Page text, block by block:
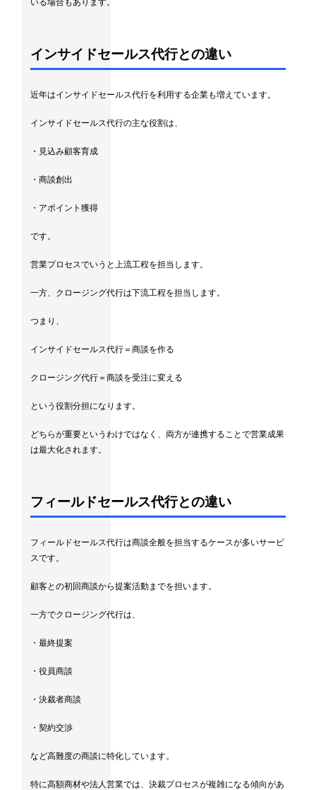
いる場合もあります。
インサイドセールス代行との違い
近年はインサイドセールス代行を利用する企業も増えています。
インサイドセールス代行の主な役割は、
・見込み顧客育成
・商談創出
・アポイント獲得
です。
営業プロセスでいうと上流工程を担当します。
一方、クロージング代行は下流工程を担当します。
つまり、
インサイドセールス代行＝商談を作る
クロージング代行＝商談を受注に変える
という役割分担になります。
どちらが重要というわけではなく、両方が連携することで営業成果
は最大化されます。
フィールドセールス代行との違い
フィールドセールス代行は商談全般を担当するケースが多いサービ
スです。
顧客との初回商談から提案活動までを担います。
一方でクロージング代行は、
・最終提案
・役員商談
・決裁者商談
・契約交渉
など高難度の商談に特化しています。
特に高額商材や法人営業では、決裁プロセスが複雑になる傾向があ